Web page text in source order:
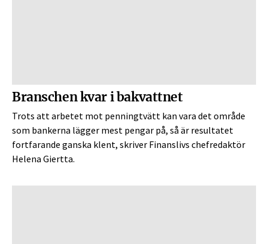
Branschen kvar i bakvattnet
Trots att arbetet mot penningtvätt kan vara det område
som bankerna lägger mest pengar på, så är resultatet
fortfarande ganska klent, skriver Finanslivs chefredaktör
Helena Giertta.